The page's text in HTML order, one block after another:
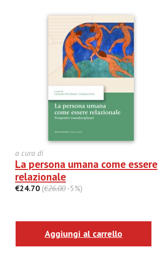
a cura di
La persona umana come essere
relazionale
€24.70 (€26.00-5%)
Aggiungi al carrello